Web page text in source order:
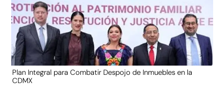
Plan Integral para Combatir Despojo de Inmuebles en la
CDMX